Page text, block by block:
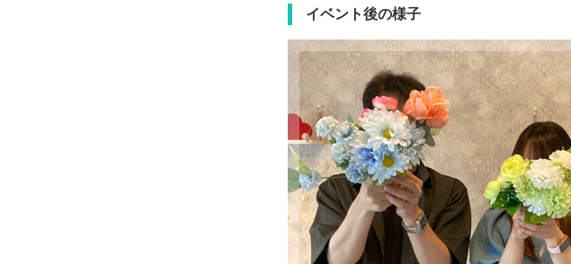
イベント後の様子